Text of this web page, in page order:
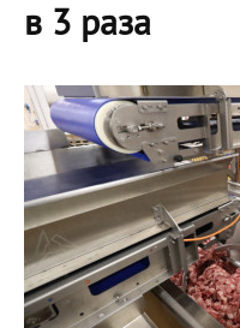
в 3 раза